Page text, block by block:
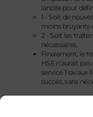
lancée pour
1 - Soit de
moins bruyants
2 - Soit les
nécessaires.
Finalement, le
HSE n’aurait
service Travaux
succès, sans